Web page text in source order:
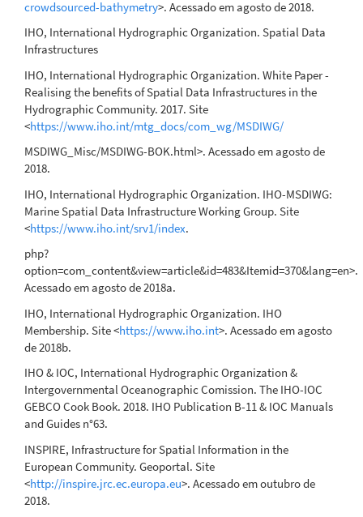
crowdsourced-bathymetry>. Acessado em agosto de 2018.
IHO, International Hydrographic Organization. Spatial Data
Infrastructures
IHO, International Hydrographic Organization. White Paper -
Realising the benefits of Spatial Data Infrastructures in the
Hydrographic Community. 2017. Site
<https://www.iho.int/mtg_docs/com_wg/MSDIWG/
MSDIWG_Misc/MSDIWG-BOK.html>. Acessado em agosto de
2018.
IHO, International Hydrographic Organization. IHO-MSDIWG:
Marine Spatial Data Infrastructure Working Group. Site
<https://www.iho.int/srv1/index.
php?
option=com_content&view=article&id=483&Itemid=370&lang=en>.
Acessado em agosto de 2018a.
IHO, International Hydrographic Organization. IHO
Membership. Site <https://www.iho.int>. Acessado em agosto
de 2018b.
IHO & IOC, International Hydrographic Organization &
Intergovernmental Oceanographic Comission. The IHO-IOC
GEBCO Cook Book. 2018. IHO Publication B-11 & IOC Manuals
and Guides n°63.
INSPIRE, Infrastructure for Spatial Information in the
European Community. Geoportal. Site
<http://inspire.jrc.ec.europa.eu>. Acessado em outubro de
2018.